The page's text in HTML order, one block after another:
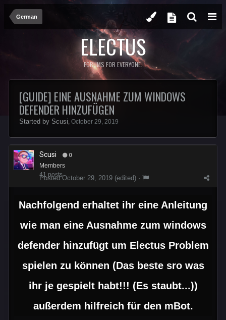
German
ELECTUS
FORUMS FOR EVERYONE.
[GUIDE] EINE AUSNAHME ZUM WINDOWS
DEFENDER HINZUFÜGEN
Started by Scusi, October 29, 2019
Scusi 0
Members
41 posts
PostedOctober 29, 2019 (edited) ·
Nachfolgend erhaltet ihr eine Anleitung
wie man eine Ausnahme zum windows
defender hinzufügt um Electus Problem
spielen zu können (Das beste sro was
ihr je gespielt habt!!! (Es staubt...))
außerdem hilfreich für den mBot.